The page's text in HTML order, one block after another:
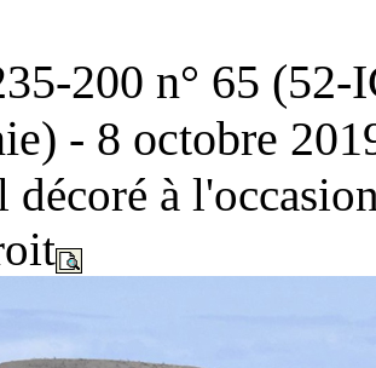
200 n° 65
- 8 octobre
décoré à